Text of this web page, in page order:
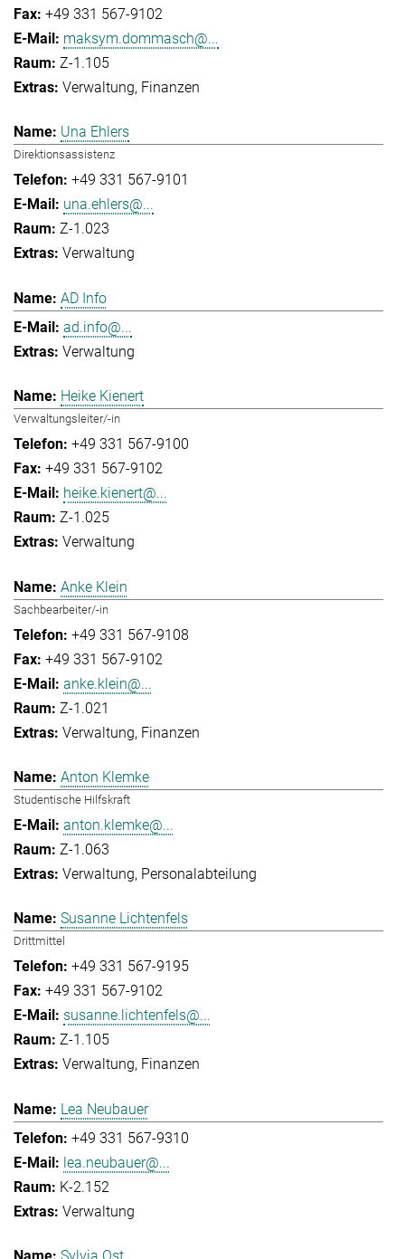
+49 331 567-9102
maksym.dommasch@...
Z-1.105
Verwaltung Finanzen
Una Ehlers
Direktionsassistenz
+49 331 567-9101
una.ehlers@...
Z-1.023
Verwaltung
AD Info
ad.info@...
Verwaltung
Heike Kienert
Verwaltungsleiter/-in
+49 331 567-9100
+49 331 567-9102
heike.kienert@...
Z-1.025
Verwaltung
Anke Klein
Sachbearbeiter/-in
+49 331 567-9108
+49 331 567-9102
anke.klein@...
Z-1.021
Verwaltung Finanzen
Anton Klemke
Studentische Hilfskraft
anton.klemke@...
Z-1.063
Verwaltung Personalabteilung
Susanne Lichtenfels
Drittmittel
+49 331 567-9195
+49 331 567-9102
susanne.lichtenfels@...
Z-1.105
Verwaltung Finanzen
Lea Neubauer
+49 331 567-9310
lea.neubauer@...
K-2.152
Verwaltung